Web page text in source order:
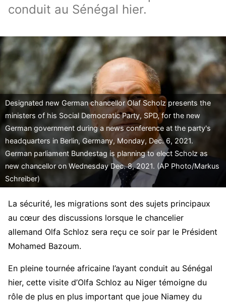
conduit au Sénégal hier.
Designated new German chancellor Olaf Scholz presents the
ministers of his Social Democratic Party, SPD, for the new
German government during a news conference at the party's
headquarters in Berlin, Germany, Monday, Dec. 6, 2021.
German parliament Bundestag is planning to elect Scholz as
new chancellor on Wednesday Dec. 8, 2021. (AP Photo/Markus
Schreiber)
La sécurité, les migrations sont des sujets principaux
au cœur des discussions lorsque le chancelier
allemand Olfa Schloz sera reçu ce soir par le Président
Mohamed Bazoum.
En pleine tournée africaine l’ayant conduit au Sénégal
hier, cette visite d’Olfa Schloz au Niger témoigne du
rôle de plus en plus important que joue Niamey du